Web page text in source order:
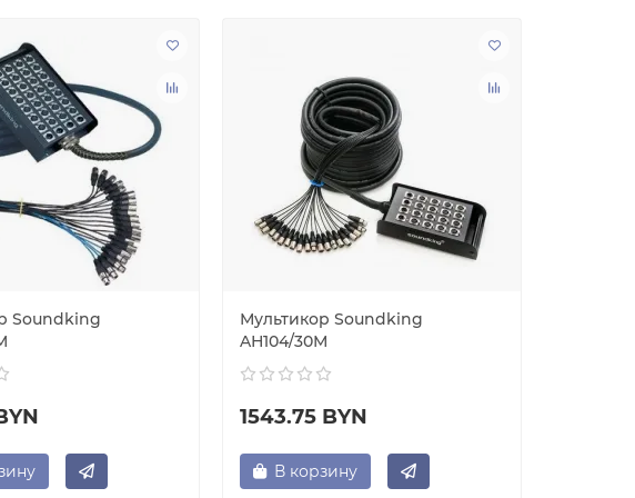
Soundking
Мультикор Soundking
AН104/30М
1543.75 BYN
В корзину